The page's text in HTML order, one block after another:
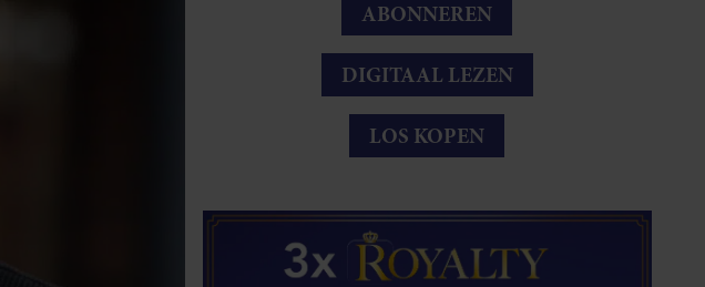
ABONNEREN
DIGITAAL LEZEN
LOS KOPEN